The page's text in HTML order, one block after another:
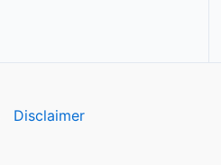
Disclaimer